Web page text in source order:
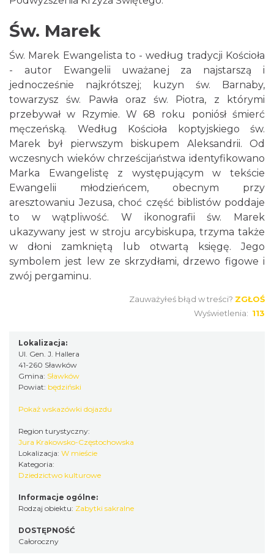
Św. Marek
Św. Marek Ewangelista to - według tradycji Kościoła
- autor Ewangelii uważanej za najstarszą i
jednocześnie najkrótszej; kuzyn św. Barnaby,
towarzysz św. Pawła oraz św. Piotra, z którymi
przebywał w Rzymie. W 68 roku poniósł śmierć
męczeńską. Według Kościoła koptyjskiego św.
Marek był pierwszym biskupem Aleksandrii. Od
wczesnych wieków chrześcijaństwa identyfikowano
Marka Ewangelistę z występującym w tekście
Ewangelii młodzieńcem, obecnym przy
aresztowaniu Jezusa, choć część biblistów poddaje
to w wątpliwość. W ikonografii św. Marek
ukazywany jest w stroju arcybiskupa, trzyma także
w dłoni zamkniętą lub otwartą księgę. Jego
symbolem jest lew ze skrzydłami, drzewo figowe i
zwój pergaminu.
Zauważyłeś błąd w treści? ZGŁOŚ
Wyświetlenia: 113
Lokalizacja:
Ul. Gen. J. Hallera
41-260 Sławków
Gmina: Sławków
Powiat: będziński
Pokaż wskazówki dojazdu
Region turystyczny:
Jura Krakowsko-Częstochowska
Lokalizacja: W mieście
Kategoria:
Dziedzictwo kulturowe
Informacje ogólne:
Rodzaj obiektu: Zabytki sakralne
DOSTĘPNOŚĆ
Całoroczny